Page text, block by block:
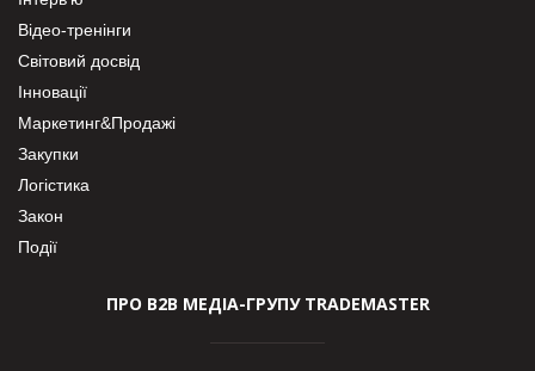
Відео-тренінги
Світовий досвід
Інновації
Маркетинг&Продажі
Закупки
Логістика
Закон
Події
ПРО В2В МЕДІА-ГРУПУ TRADEMASTER